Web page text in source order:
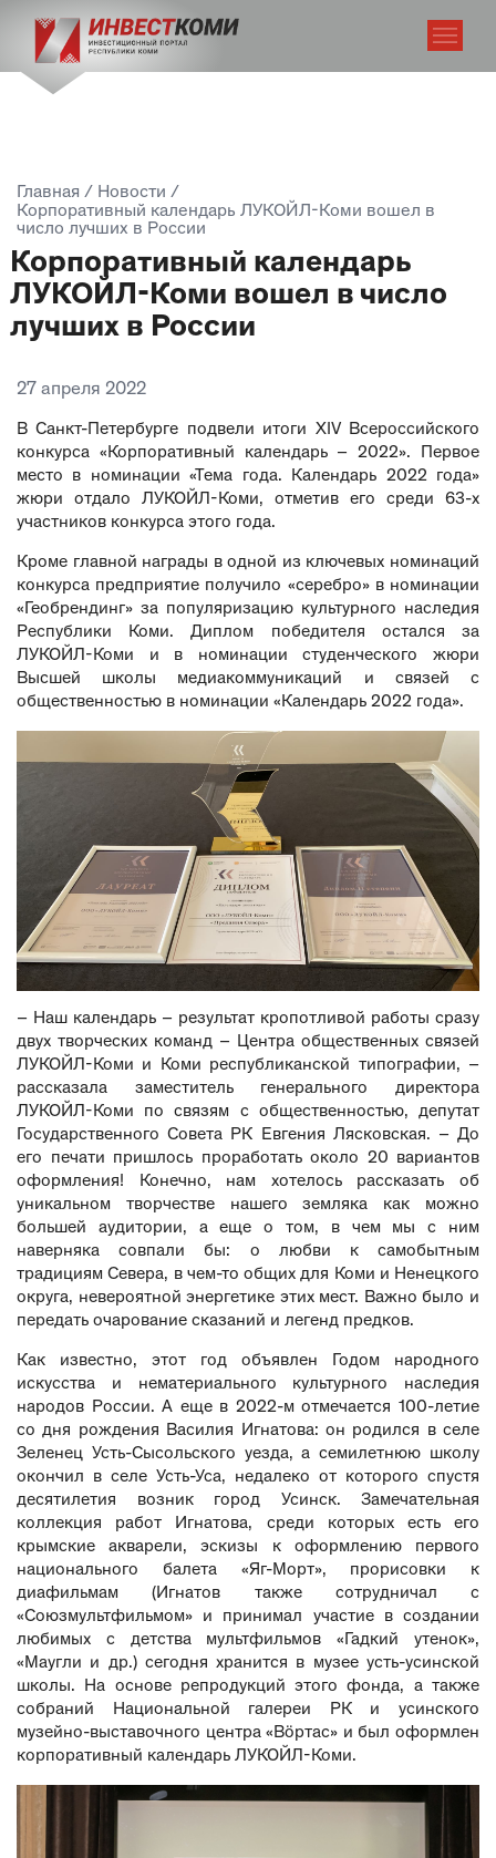
Главная / Новости /
Корпоративный календарь ЛУКОЙЛ-Коми вошел в
число лучших в России
Корпоративный календарь
ЛУКОЙЛ-Коми вошел в число
лучших в России
27 апреля 2022
В Санкт-Петербурге подвели итоги XIV Всероссийского
конкурса «Корпоративный календарь – 2022». Первое
место в номинации «Тема года. Календарь 2022 года»
жюри отдало ЛУКОЙЛ-Коми, отметив его среди 63-х
участников конкурса этого года.
Кроме главной награды в одной из ключевых номинаций
конкурса предприятие получило «серебро» в номинации
«Геобрендинг» за популяризацию культурного наследия
Республики Коми. Диплом победителя остался за
ЛУКОЙЛ-Коми и в номинации студенческого жюри
Высшей школы медиакоммуникаций и связей с
общественностью в номинации «Календарь 2022 года».
– Наш календарь – результат кропотливой работы сразу
двух творческих команд – Центра общественных связей
ЛУКОЙЛ-Коми и Коми республиканской типографии, –
рассказала заместитель генерального директора
ЛУКОЙЛ-Коми по связям с общественностью, депутат
Государственного Совета РК Евгения Лясковская. – До
его печати пришлось проработать около 20 вариантов
оформления! Конечно, нам хотелось рассказать об
уникальном творчестве нашего земляка как можно
большей аудитории, а еще о том, в чем мы с ним
наверняка совпали бы: о любви к самобытным
традициям Севера, в чем-то общих для Коми и Ненецкого
округа, невероятной энергетике этих мест. Важно было и
передать очарование сказаний и легенд предков.
Как известно, этот год объявлен Годом народного
искусства и нематериального культурного наследия
народов России. А еще в 2022-м отмечается 100-летие
со дня рождения Василия Игнатова: он родился в селе
Зеленец Усть-Сысольского уезда, а семилетнюю школу
окончил в селе Усть-Уса, недалеко от которого спустя
десятилетия возник город Усинск. Замечательная
коллекция работ Игнатова, среди которых есть его
крымские акварели, эскизы к оформлению первого
национального балета «Яг-Морт», прорисовки к
диафильмам (Игнатов также сотрудничал с
«Союзмультфильмом» и принимал участие в создании
любимых с детства мультфильмов «Гадкий утенок»,
«Маугли и др.) сегодня хранится в музее усть-усинской
школы. На основе репродукций этого фонда, а также
собраний Национальной галереи РК и усинского
музейно-выставочного центра «Вöртас» и был оформлен
корпоративный календарь ЛУКОЙЛ-Коми.